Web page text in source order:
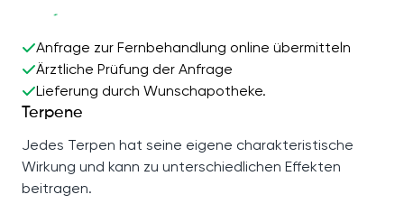
Anfrage zur Fernbehandlung online übermitteln
Ärztliche Prüfung der Anfrage
Lieferung durch Wunschapotheke.
Terpene
Jedes Terpen hat seine eigene charakteristische
Wirkung und kann zu unterschiedlichen Effekten
beitragen.